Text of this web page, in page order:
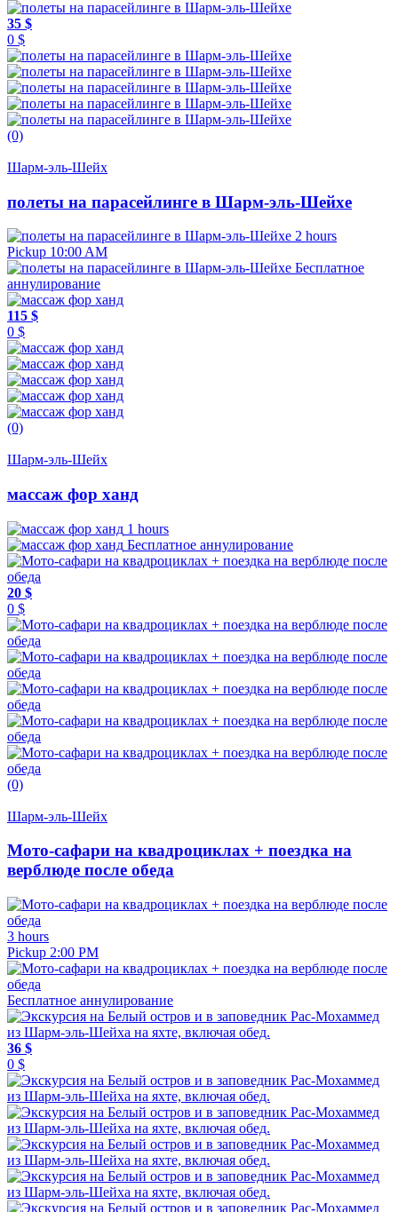
35 $
0 $
(0)
Шарм-эль-Шейх
полеты на парасейлинге в Шарм-эль-Шейхе
2 hours
Pickup 10:00 AM
Бесплатное
аннулирование
115 $
0 $
(0)
Шарм-эль-Шейх
массаж фор ханд
1 hours
Бесплатное аннулирование
20 $
0 $
(0)
Шарм-эль-Шейх
Мото-сафари на квадроциклах + поездка на
верблюде после обеда
3 hours
Pickup 2:00 PM
Бесплатное аннулирование
36 $
0 $